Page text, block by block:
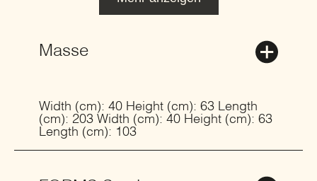
Masse
Width (cm): 40 Height (cm): 63 Length
(cm): 203 Width (cm): 40 Height (cm): 63
Length (cm): 103